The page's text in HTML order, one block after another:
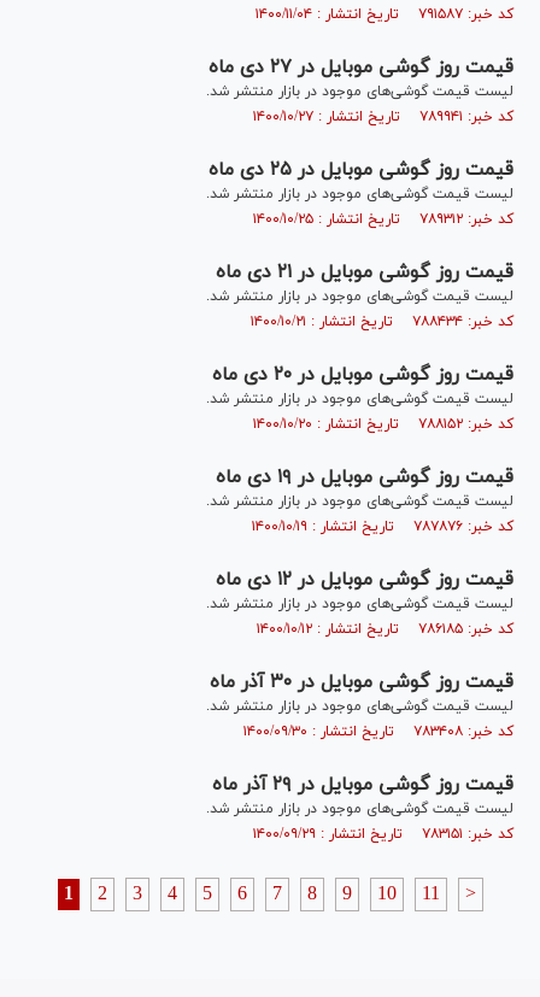
کد خبر: ۷۹۱۵۸۷ تاریخ انتشار : ۱۴۰۰/۱۱/۰۴
قیمت روز گوشی موبایل در ۲۷ دی ماه
لیست قیمت گوشی‌های موجود در بازار منتشر شد.
کد خبر: ۷۸۹۹۴۱ تاریخ انتشار : ۱۴۰۰/۱۰/۲۷
قیمت روز گوشی موبایل در ۲۵ دی ماه
لیست قیمت گوشی‌های موجود در بازار منتشر شد.
کد خبر: ۷۸۹۳۱۲ تاریخ انتشار : ۱۴۰۰/۱۰/۲۵
قیمت روز گوشی موبایل در ۲۱ دی ماه
لیست قیمت گوشی‌های موجود در بازار منتشر شد.
کد خبر: ۷۸۸۴۳۴ تاریخ انتشار : ۱۴۰۰/۱۰/۲۱
قیمت روز گوشی موبایل در ۲۰ دی ماه
لیست قیمت گوشی‌های موجود در بازار منتشر شد.
کد خبر: ۷۸۸۱۵۲ تاریخ انتشار : ۱۴۰۰/۱۰/۲۰
قیمت روز گوشی موبایل در ۱۹ دی ماه
لیست قیمت گوشی‌های موجود در بازار منتشر شد.
کد خبر: ۷۸۷۸۷۶ تاریخ انتشار : ۱۴۰۰/۱۰/۱۹
قیمت روز گوشی موبایل در ۱۲ دی ماه
لیست قیمت گوشی‌های موجود در بازار منتشر شد.
کد خبر: ۷۸۶۱۸۵ تاریخ انتشار : ۱۴۰۰/۱۰/۱۲
قیمت روز گوشی موبایل در ۳۰ آذر ماه
لیست قیمت گوشی‌های موجود در بازار منتشر شد.
کد خبر: ۷۸۳۴۰۸ تاریخ انتشار : ۱۴۰۰/۰۹/۳۰
قیمت روز گوشی موبایل در ۲۹ آذر ماه
لیست قیمت گوشی‌های موجود در بازار منتشر شد.
کد خبر: ۷۸۳۱۵۱ تاریخ انتشار : ۱۴۰۰/۰۹/۲۹
1 2 3 4 5 6 7 8 9 10 11 >